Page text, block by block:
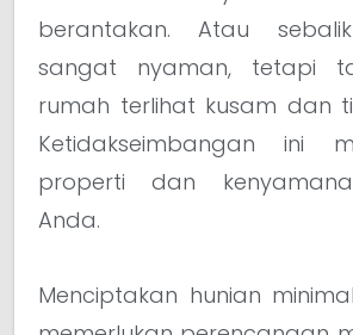
berantakan. Atau
sangat nyaman, tetapi
rumah terlihat kusam dan
Ketidakseimbangan ini
properti dan
Anda.
Menciptakan hunian